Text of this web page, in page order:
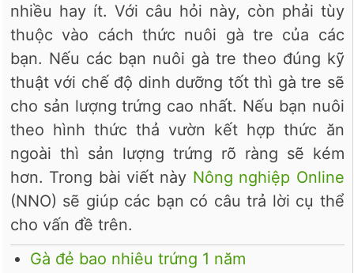
nhiều hay ít. Với câu hỏi này, còn phải tùy
thuộc vào cách thức nuôi gà tre của các
bạn. Nếu các bạn nuôi gà tre theo đúng kỹ
thuật với chế độ dinh dưỡng tốt thì gà tre sẽ
cho sản lượng trứng cao nhất. Nếu bạn nuôi
theo hình thức thả vườn kết hợp thức ăn
ngoài thì sản lượng trứng rõ ràng sẽ kém
hơn. Trong bài viết này Nông nghiệp Online
(NNO) sẽ giúp các bạn có câu trả lời cụ thể
cho vấn đề trên.
Gà đẻ bao nhiêu trứng 1 năm